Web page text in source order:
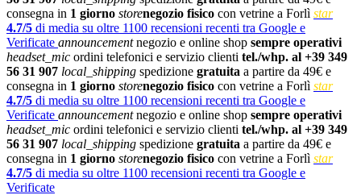
consegna in 1 giorno storenegozio fisico con vetrine a Forlì star
4.7/5 di media su oltre 1100 recensioni recenti tra Google e
Verificate announcementnegozio e online shop sempre operativi
headset_mic ordini telefonici e servizio clienti tel./whp. al +39 349
56 31 907 local_shipping spedizione gratuita a partire da 49€ e
consegna in 1 giorno storenegozio fisico con vetrine a Forlì star
4.7/5 di media su oltre 1100 recensioni recenti tra Google e
Verificate announcementnegozio e online shop sempre operativi
headset_mic ordini telefonici e servizio clienti tel./whp. al +39 349
56 31 907 local_shipping spedizione gratuita a partire da 49€ e
consegna in 1 giorno storenegozio fisico con vetrine a Forlì star
4.7/5 di media su oltre 1100 recensioni recenti tra Google e
Verificate